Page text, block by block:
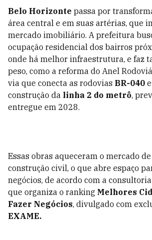
Belo Horizonte passa por
área central e em suas artérias, que
mercado imobiliário. A prefeitura
ocupação residencial dos bairros
onde há melhor infraestrutura, e faz
peso, como a reforma do Anel
via que conecta as rodovias BR-040 e
construção da linha 2 do metrô,
entregue em 2028.
Essas obras aqueceram o mercado
construção civil, o que abre espaço
negócios, de acordo com a
que organiza o ranking Melhores
Fazer Negócios, divulgado com
EXAME.